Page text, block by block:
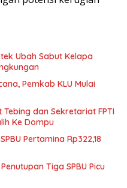
Ubah Sabut Kelapa
Pemkab KLU Mulai
Tebing dan Sekretariat FPTI
Ke Dompu
Pertamina Rp322,18
Tiga SPBU Picu